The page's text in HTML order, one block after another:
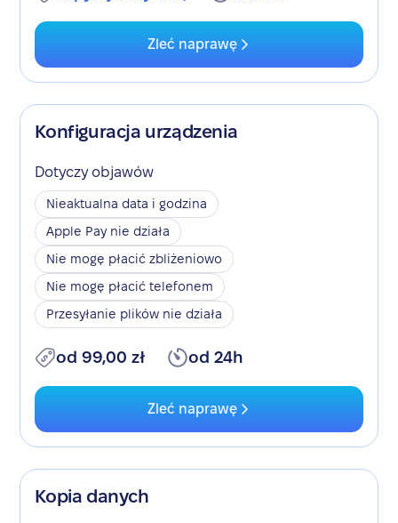
Zleć naprawę
Konfiguracja urządzenia
Dotyczy objawów
Nieaktualna data i godzina
Apple Pay nie działa
Nie mogę płacić zbliżeniowo
Nie mogę płacić telefonem
Przesyłanie plików nie działa
od 99,00 zł od 24h
Zleć naprawę
Kopia danych